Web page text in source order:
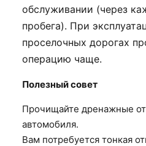
обслуживании (через
пробега). При
проселочных дорогах
операцию чаще.
Полезный совет
Прочищайте дренажные
автомобиля.
Вам потребуется тонкая